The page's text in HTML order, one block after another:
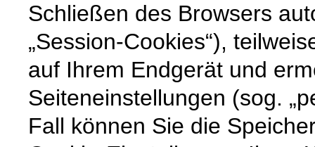
Schließen des Browsers
„Session-Cookies“),
auf Ihrem Endgerät und
Seiteneinstellungen (sog.
Fall können Sie die